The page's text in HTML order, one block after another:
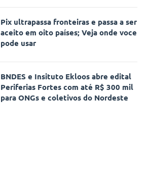
Pix ultrapassa fronteiras e passa a ser
aceito em oito países; Veja onde voce
pode usar
BNDES e Insituto Ekloos abre edital
Periferias Fortes com até R$ 300 mil
para ONGs e coletivos do Nordeste